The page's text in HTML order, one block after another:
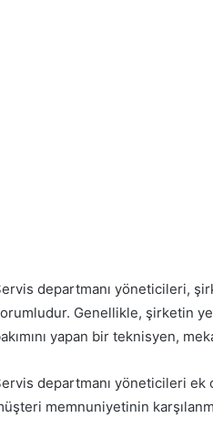
departmanı yöneticileri,
Genellikle, şirketin
yapan bir teknisyen,
departmanı yöneticileri ek
memnuniyetinin